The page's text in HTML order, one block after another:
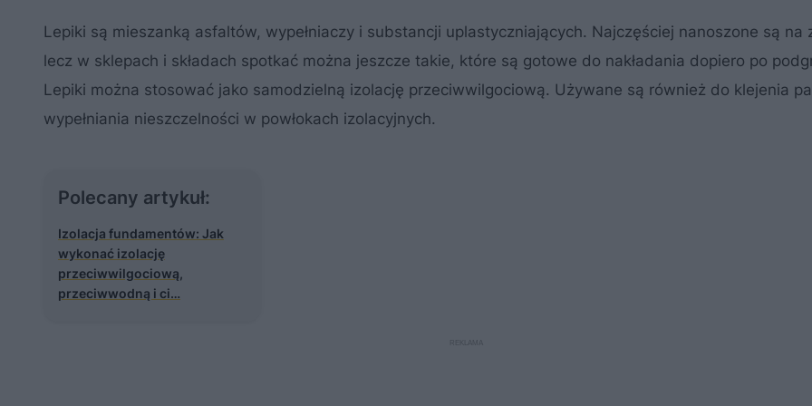
Lepiki są mieszanką asfaltów, wypełniaczy i substancji uplastyczniających. Najczęściej nanoszone są na
lecz w sklepach i składach spotkać można jeszcze takie, które są gotowe do nakładania dopiero po
Lepiki można stosować jako samodzielną izolację przeciwwilgociową. Używane są również do klejenia
wypełniania nieszczelności w powłokach izolacyjnych.
Polecany artykuł:
Izolacja fundamentów: Jak
wykonać izolację
przeciwwilgociową,
przeciwwodną i ci…